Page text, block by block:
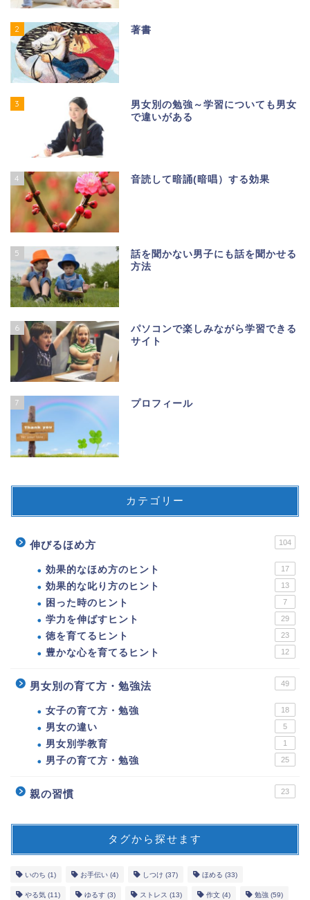
2 著書
3
男女別の勉強～学習についても男女
で違いがある
4 音読して暗誦(暗唱）する効果
5
話を聞かない男子にも話を聞かせる
方法
6
パソコンで楽しみながら学習できる
サイト
7 プロフィール
カテゴリー
伸びるほめ方 104
効果的なほめ方のヒント 17
効果的な叱り方のヒント 13
困った時のヒント 7
学力を伸ばすヒント 29
徳を育てるヒント 23
豊かな心を育てるヒント 12
男女別の育て方・勉強法 49
女子の育て方・勉強 18
男女の違い 5
男女別学教育 1
男子の育て方・勉強 25
親の習慣 23
タグから探せます
いのち (1) お手伝い (4) しつけ (37) ほめる (33)
やる気 (11) ゆるす (3) ストレス (13) 作文 (4) 勉強 (59)